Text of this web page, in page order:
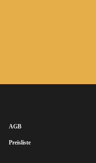
AGB
Preisliste